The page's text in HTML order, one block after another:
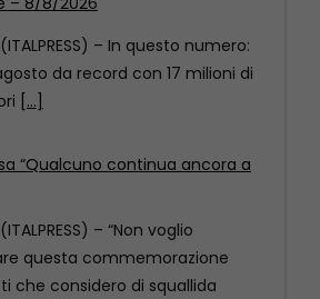
– “Non voglio
questa commemorazione
che considero di squallida
romano con centinaia di anfore
Vallo
– Un relitto di epoca
presumibilmente databile tra il